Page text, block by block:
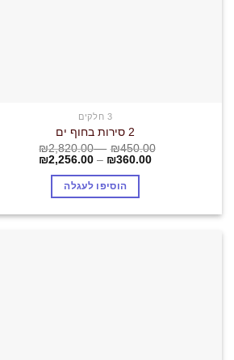
3 חלקים
2 סירות בחוף ים
₪450.00
–
₪2,820.00
₪360.00
–
₪2,256.00
הוסיפו לעגלה